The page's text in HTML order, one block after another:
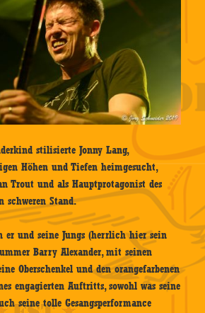
stilisierte Jonny Lang,
Höhen und Tiefen heimgesucht,
Trout und als Hauptprotagonist des
schweren Stand.
er und seine Jungs (herrlich hier sein
Barry Alexander, mit seinen
Oberschenkel und den orangefarbenen
engagierten Auftritts, sowohl was seine
seine tolle Gesangsperformance